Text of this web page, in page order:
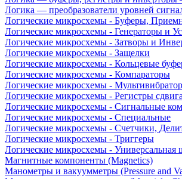
Логика — преобразователи уровней
Логические микросхемы - Буферы,
Логические микросхемы - Генераторы и
Логические микросхемы - Затворы и
Логические микросхемы - Защелки
Логические микросхемы - Кольцевые
Логические микросхемы - Компараторы
Логические микросхемы -
Логические микросхемы - Регистры сдвига
Логические микросхемы - Сигнальные
Логические микросхемы - Специальные
Логические микросхемы - Счетчики,
Логические микросхемы - Триггеры
Логические микросхемы - Универсальная
Магнитные компоненты (Magnetics)
Манометры и вакуумметры (Pressure and